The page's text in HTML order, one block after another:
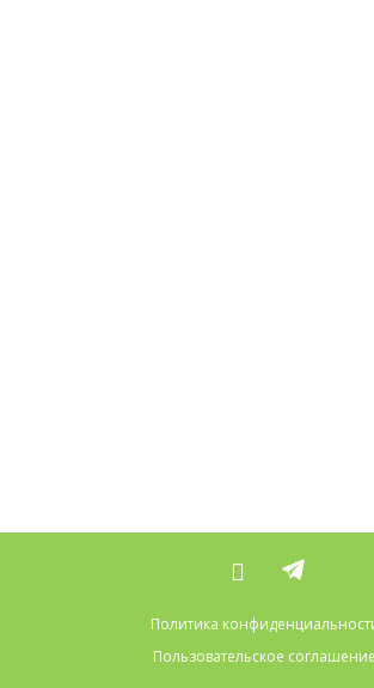
Политика
Пользовательское соглашение